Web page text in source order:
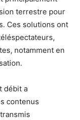
terrestre pour
Ces solutions ont
notamment en
débit a
contenus